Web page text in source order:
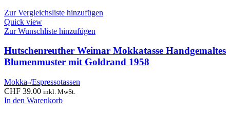
Zur Vergleichsliste hinzufügen
Quick view
Zur Wunschliste hinzufügen
Hutschenreuther Weimar Mokkatasse Handgemaltes
Blumenmuster mit Goldrand 1958
Mokka-/Espressotassen
CHF 39.00 inkl. MwSt.
In den Warenkorb